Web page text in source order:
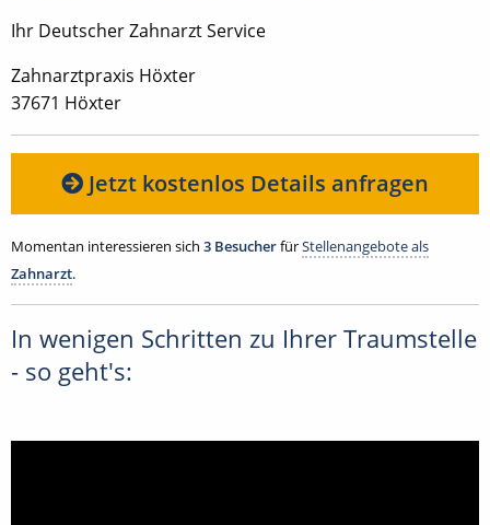
Ihr Deutscher Zahnarzt Service
Zahnarztpraxis Höxter
37671 Höxter
Jetzt kostenlos Details anfragen
Momentan interessieren sich 3 BesucherfürStellenangebote als
Zahnarzt.
In wenigen Schritten zu Ihrer Traumstelle
- so geht's: